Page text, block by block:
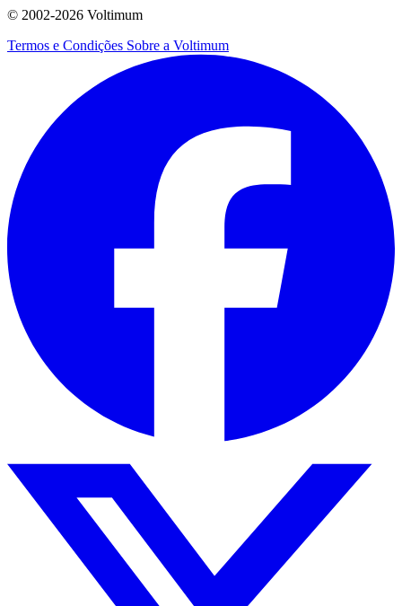
© 2002-2026 Voltimum
Termos e Condições Sobre a Voltimum